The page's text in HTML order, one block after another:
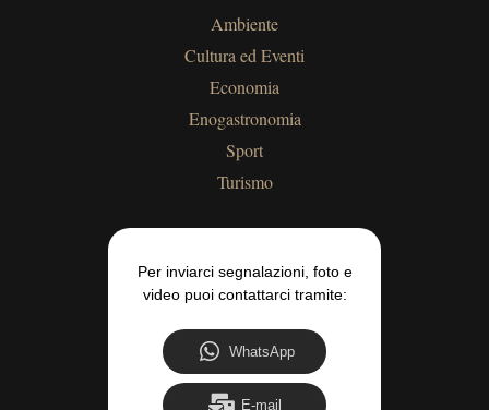
Ambiente
Cultura ed Eventi
Economia
Enogastronomia
Sport
Turismo
Per inviarci segnalazioni, foto e
video puoi contattarci tramite:
WhatsApp
E-mail